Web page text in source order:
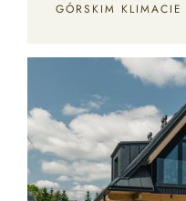
GÓRSKIM KLIMACIE